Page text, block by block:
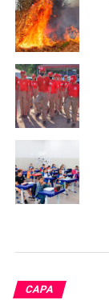
CAPA